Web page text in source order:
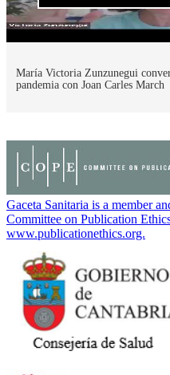
María Victoria Zunzunegui
pandemia con Joan Carles March
Gaceta Sanitaria is a member
Committee on Publication
www.publicationethics.org.